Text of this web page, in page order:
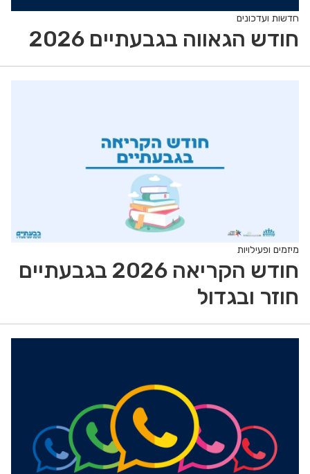
חדשות ועדכונים
חודש הגאווה בגבעתיים 2026
מיזמים ופעילויות
חודש הקריאה 2026 בגבעתיים
חוזר ובגדול